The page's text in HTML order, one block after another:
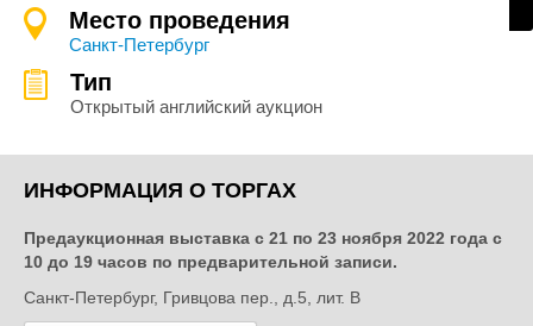
Место проведения
Санкт-Петербург
Тип
Открытый английский аукцион
ИНФОРМАЦИЯ О ТОРГАХ
Предаукционная выставка с 21 по 23 ноября 2022 года с
10 до 19 часов по предварительной записи.
Санкт-Петербург, Гривцова пер., д.5, лит. B